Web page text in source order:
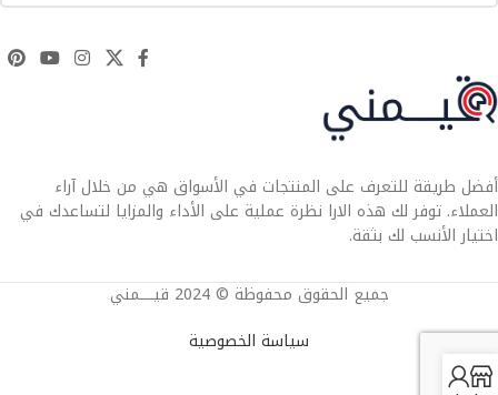
أفضل طريقة للتعرف على المنتجات في الأسواق هي من خلال آراء
العملاء. توفر لك هذه الارا نظرة عملية على الأداء والمزايا لتساعدك في
اختيار الأنسب لك بثقة.
جميع الحقوق محفوظة © 2024 قيــــمني
سياسة الخصوصية